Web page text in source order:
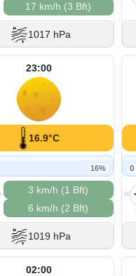
17 km/h (3 Bft)
1017 hPa
23:00
16.9°C
16%
3 km/h (1 Bft)
6 km/h (2 Bft)
1019 hPa
0
W
02:00